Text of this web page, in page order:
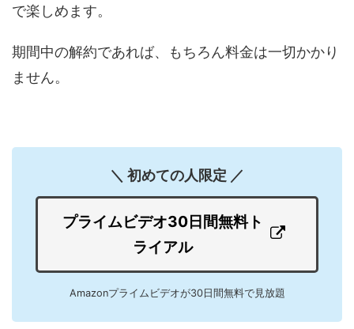
で楽しめます。
期間中の解約であれば、もちろん料金は一切かかり
ません。
＼ 初めての人限定 ／
プライムビデオ30日間無料ト
ライアル
Amazonプライムビデオが30日間無料で見放題